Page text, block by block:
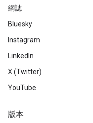
網誌
Bluesky
Instagram
LinkedIn
X (Twitter)
YouTube
版本